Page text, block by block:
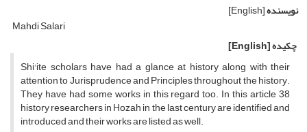
نویسنده[English]
Mahdi Salari
چکیده[English]
Shi'ite scholars have had a glance at history along with their
attention to Jurisprudence and Principles throughout the history.
They have had some works in this regard too. In this article 38
history researchers in Hozah in the last century are identified and
introduced and their works are listed as well.